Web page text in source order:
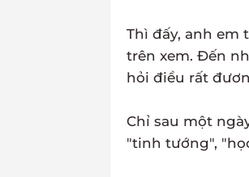
Thì đấy, anh em
trên xem. Đến
hỏi điều rất
Chỉ sau một
"tinh tướng",